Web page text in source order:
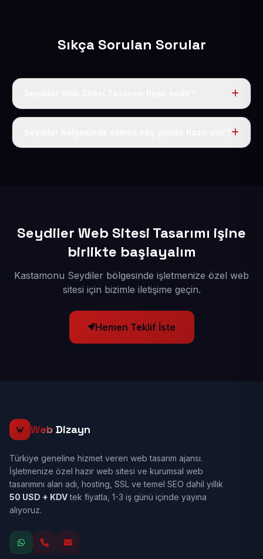
Sıkça Sorulan Sorular
Tek fiyat uygulanır: yıllık 50 USD + KDV. Bu bedele alan
Seydiler Web Sitesi Tasarımı işine
birlikte başlayalım
Kastamonu Seydiler bölgesinde işletmenize özel web
sitesi için bizimle iletişime geçin.
Hemen Teklif İste
Web Dizayn
Türkiye geneline hizmet veren web tasarım ajansı.
İşletmenize özel hazır web sitesi ve kurumsal web
tasarımını alan adı, hosting, SSL ve temel SEO dahil yıllık
50 USD + KDVtek fiyatla, 1-3 iş günü içinde yayına
alıyoruz.